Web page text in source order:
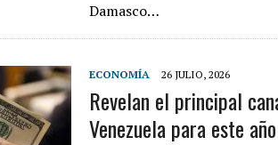
Damasco…
ECONOMÍA 26 JULIO, 2026
Revelan el principal
Venezuela para este año